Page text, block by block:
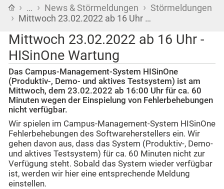
Startseite
› … › News & Störmeldungen › Störmeldungen
› Mittwoch 23.02.2022 ab 16 Uhr …
Mittwoch 23.02.2022 ab 16 Uhr -
HISinOne Wartung
Das Campus-Management-System HISinOne
(Produktiv-, Demo- und aktives Testsystem) ist am
Mittwoch, dem 23.02.2022 ab 16:00 Uhr für ca. 60
Minuten wegen der Einspielung von Fehlerbehebungen
nicht verfügbar.
Wir spielen im Campus-Management-System HISinOne
Fehlerbehebungen des Softwareherstellers ein. Wir
gehen davon aus, dass das System (Produktiv-, Demo-
und aktives Testsystem) für ca. 60 Minuten nicht zur
Verfügung steht. Sobald das System wieder verfügbar
ist, werden wir hier eine entsprechende Meldung
einstellen.